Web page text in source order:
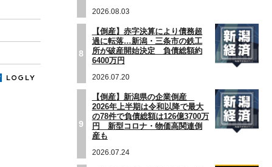
2026.08.03
8
【倒産】赤字決算により債務超
過に転落…新潟・三条市の鉄工
所が破産開始決定 負債総額約
6400万円
2026.07.20
9
【倒産】新潟県の企業倒産
2026年上半期は令和以降で最大
の78件で負債総額は126億3700万
円 新型コロナ・物価高関連倒
産も
2026.07.24